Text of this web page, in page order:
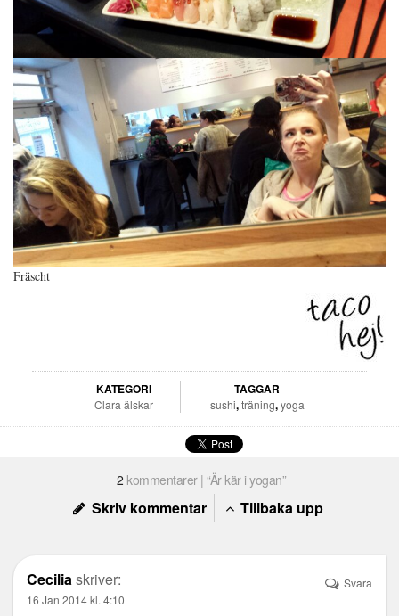
Fräscht
KATEGORI
Clara älskar
TAGGAR
sushi,träning,yoga
2 kommentarer | “Är kär i yogan”
Skriv kommentar Tillbaka upp
Ceciliaskriver:
16 Jan 2014 kl. 4:10
Svara